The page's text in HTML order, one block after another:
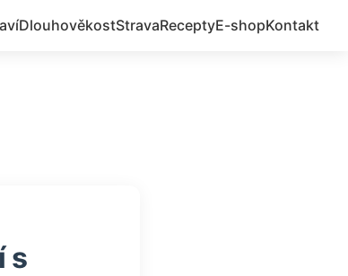
DlouhověkostStravaReceptyE-shopKontakt
s